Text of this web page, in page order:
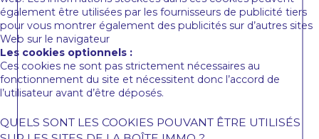
également être utilisées par les fournisseurs de publicité tiers
pour vous montrer également des publicités sur d’autres sites
Web sur le navigateur
Les cookies optionnels :
Ces cookies ne sont pas strictement nécessaires au
fonctionnement du site et nécessitent donc l’accord de
l’utilisateur avant d’être déposés.
QUELS SONT LES COOKIES POUVANT ÊTRE UTILISÉS